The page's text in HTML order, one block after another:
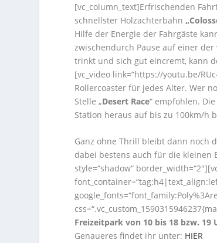
[vc_column_text]Erfrischenden
schnellster Holzachterbahn
Hilfe der Energie der Fahrgäste
zwischendurch Pause auf einer
trinkt und sich gut eincremt, kann
[vc_video link=“https://youtu.be/
Rollercoaster für jedes Alter. Wer
Stelle „Desert Race“ empfohlen.
Station heraus auf bis zu 100km/h
Ganz ohne Thrill bleibt dann noch
dabei bestens auch für die kleinen
style=“shadow“
Freizeitpark von 10 bis 18 bzw. 19
Genaueres findet ihr unter: HIER